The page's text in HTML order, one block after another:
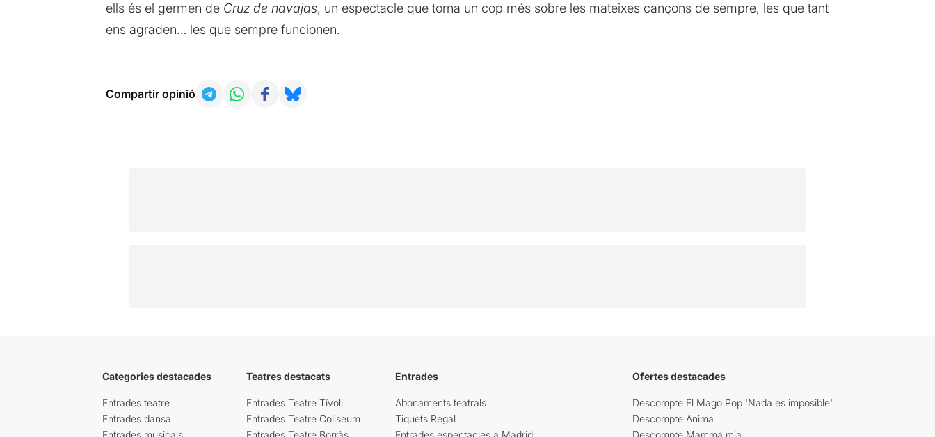
ells és el germen de Cruz de navajas, un espectacle que torna un cop més sobre les mateixes cançons de sempre, les que tant
ens agraden… les que sempre funcionen.
Compartir opinió
Categories destacades
Entrades teatre
Entrades dansa
Entrades musicals
Teatres destacats
Entrades Teatre Tívoli
Entrades Teatre Coliseum
Entrades Teatre Borràs
Entrades
Abonaments teatrals
Tiquets Regal
Entrades espectacles a Madrid
Ofertes destacades
Descompte El Mago Pop 'Nada es imposible'
Descompte Ànima
Descompte Mamma mia